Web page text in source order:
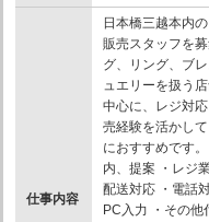
仕事内容
日本橋三越本内
販売スタッフを
グ、リング、ブ
ュエリーを扱う
中心に、レジ対
売経験を活かし
におすすめです
内、提案 ・レジ
配送対応 ・電話
PC入力 ・その他